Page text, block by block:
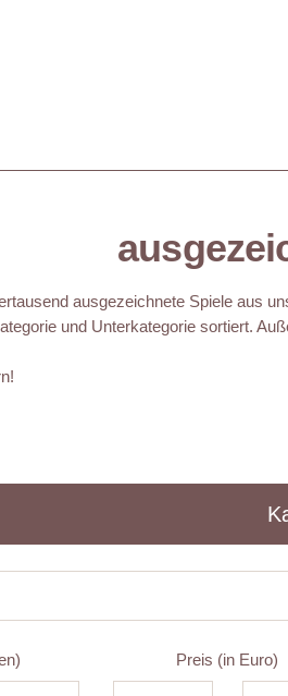
ausgezeichnete Spiele aus
und Unterkategorie sortiert.
Preis (in Euro)